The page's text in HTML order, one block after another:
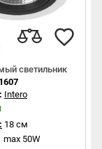
светильник
Intero
18 см
max 50W